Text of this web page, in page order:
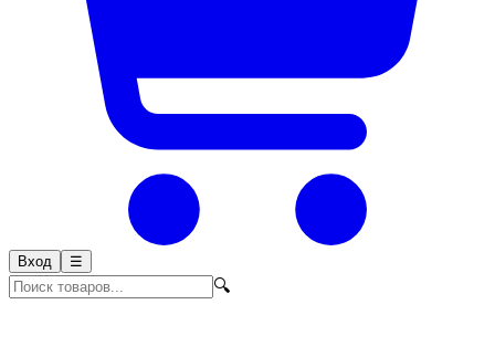
Вход ☰
🔍